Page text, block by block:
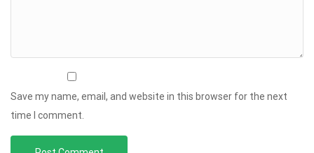
Save my name, email, and website in this browser for the next
time I comment.